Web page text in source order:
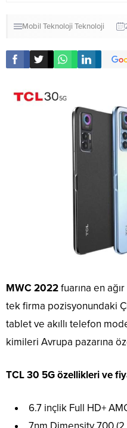
Mobil Teknoloji Teknoloji
MWC 2022fuarına en
tek firma pozisyonundaki
tablet ve akıllı telefon
kimileri Avrupa pazarına
TCL 30 5G özellikleri ve
6.7 inçlik Full HD+